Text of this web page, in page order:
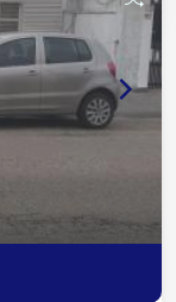
para
Com a
se às
e explorar
tem a